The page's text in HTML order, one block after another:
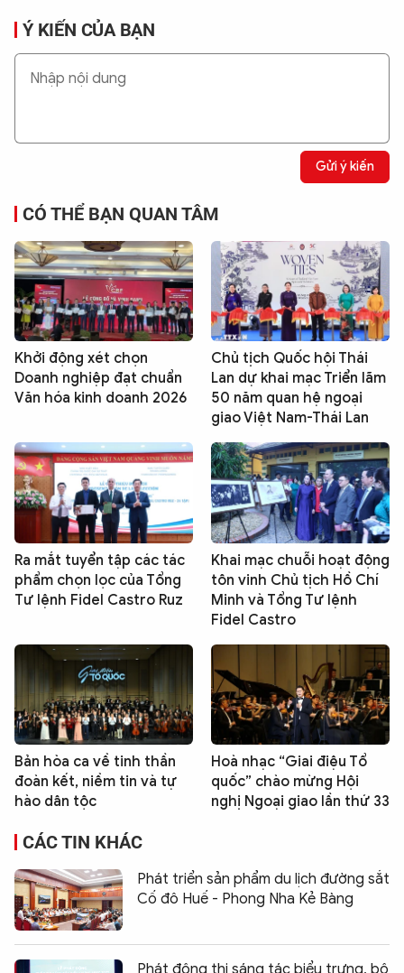
Ý KIẾN CỦA BẠN
Gửi ý kiến
CÓ THỂ BẠN QUAN TÂM
Khởi động xét chọn
Doanh nghiệp đạt chuẩn
Văn hóa kinh doanh 2026
Chủ tịch Quốc hội Thái
Lan dự khai mạc Triển lãm
50 năm quan hệ ngoại
giao Việt Nam-Thái Lan
Ra mắt tuyển tập các tác
phẩm chọn lọc của Tổng
Tư lệnh Fidel Castro Ruz
Khai mạc chuỗi hoạt động
tôn vinh Chủ tịch Hồ Chí
Minh và Tổng Tư lệnh
Fidel Castro
Bản hòa ca về tinh thần
đoàn kết, niềm tin và tự
hào dân tộc
Hoà nhạc “Giai điệu Tổ
quốc” chào mừng Hội
nghị Ngoại giao lần thứ 33
CÁC TIN KHÁC
Phát triển sản phẩm du lịch đường sắt
Cố đô Huế - Phong Nha Kẻ Bàng